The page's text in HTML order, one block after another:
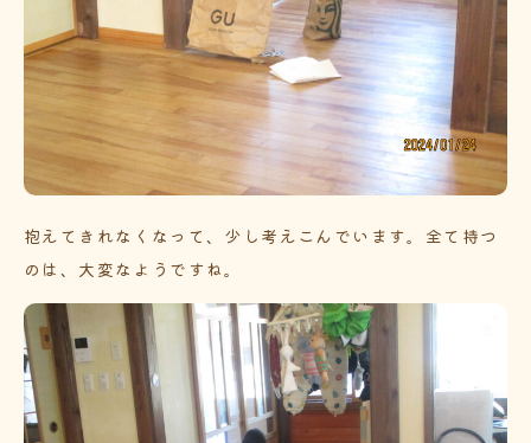
抱えてきれなくなって、少し考えこんでいます。全て持つ
のは、大変なようですね。